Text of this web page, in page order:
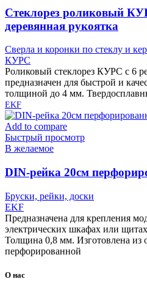
Cтеклорез роликовый
деревянная рукоятка
Сверла и коронки по стеклу и
КУРС
Роликовый стеклорез КУРС с 6
предназначен для быстрой и
толщиной до 4 мм.
EKF
Add to compare
Быстрый просмотр
В желаемое
DIN-рейка 20см
Бруски, рейки, доски
EKF
Предназначена для крепления
электрических шкафах или
Толщина 0,8 мм. Изготовлена из
перфорированной
О нас